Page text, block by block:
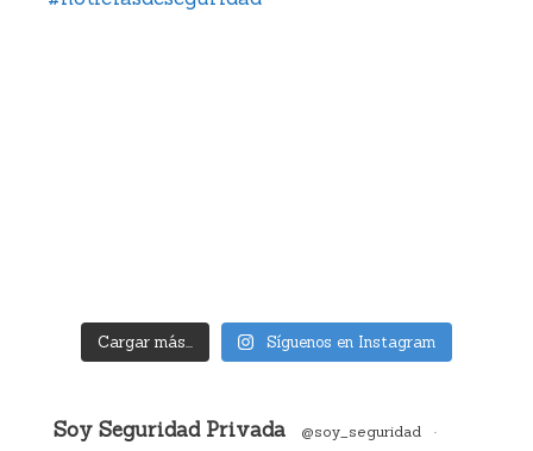
Cargar más... Síguenos en Instagram
AvatarSoy Seguridad Privada @soy_seguridad
·